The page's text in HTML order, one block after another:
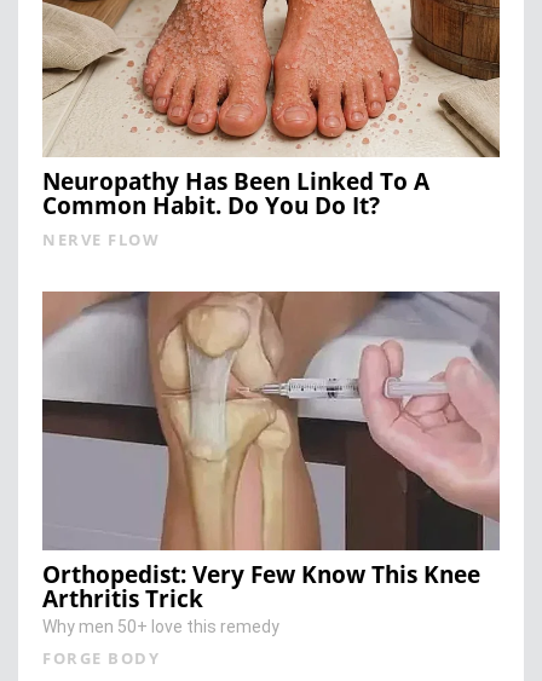
Neuropathy Has Been Linked To A
Common Habit. Do You Do It?
NERVE FLOW
Orthopedist: Very Few Know This Knee
Arthritis Trick
Why men 50+ love this remedy
FORGE BODY